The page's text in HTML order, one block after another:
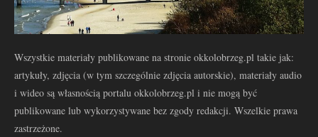
Wszystkie materiały publikowane na stronie okkolobrzeg.pl takie jak:
artykuły, zdjęcia (w tym szczególnie zdjęcia autorskie), materiały audio
i wideo są własnością portalu okkolobrzeg.pl i nie mogą być
publikowane lub wykorzystywane bez zgody redakcji. Wszelkie prawa
zastrzeżone.